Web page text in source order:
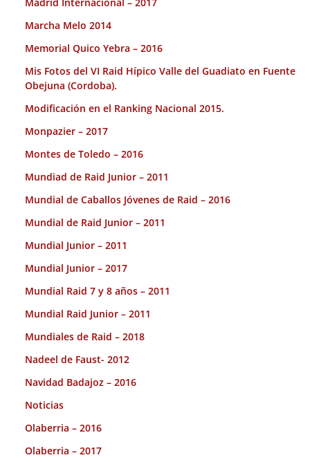
Madrid Internacional – 2017
Marcha Melo 2014
Memorial Quico Yebra – 2016
Mis Fotos del VI Raid Hípico Valle del Guadiato en Fuente
Obejuna (Cordoba).
Modificación en el Ranking Nacional 2015.
Monpazier – 2017
Montes de Toledo – 2016
Mundiad de Raid Junior – 2011
Mundial de Caballos Jóvenes de Raid – 2016
Mundial de Raid Junior – 2011
Mundial Junior – 2011
Mundial Junior – 2017
Mundial Raid 7 y 8 años – 2011
Mundial Raid Junior – 2011
Mundiales de Raid – 2018
Nadeel de Faust- 2012
Navidad Badajoz – 2016
Noticias
Olaberria – 2016
Olaberria – 2017